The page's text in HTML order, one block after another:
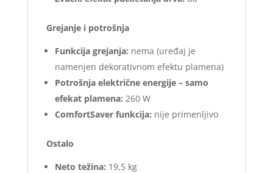
Grejanje i potrošnja
Funkcija grejanja: nema (uređaj je
namenjen dekorativnom efektu plamena)
Potrošnja električne energije – samo
efekat plamena: 260 W
ComfortSaver funkcija: nije primenljivo
Ostalo
Neto težina: 19,5 kg